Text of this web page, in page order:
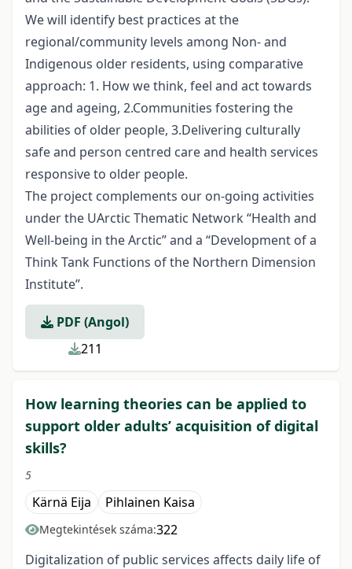
We will identify best practices at the
regional/community levels among Non- and
Indigenous older residents, using comparative
approach: 1. How we think, feel and act towards
age and ageing, 2.Communities fostering the
abilities of older people, 3.Delivering culturally
safe and person centred care and health services
responsive to older people.
The project complements our on-going activities
under the UArctic Thematic Network “Health and
Well-being in the Arctic” and a “Development of a
Think Tank Functions of the Northern Dimension
Institute”.
PDF (Angol)
211
How learning theories can be applied to
support older adults’ acquisition of digital
skills?
5
Kärnä Eija Pihlainen Kaisa
Megtekintések száma:322
Digitalization of public services affects daily life of